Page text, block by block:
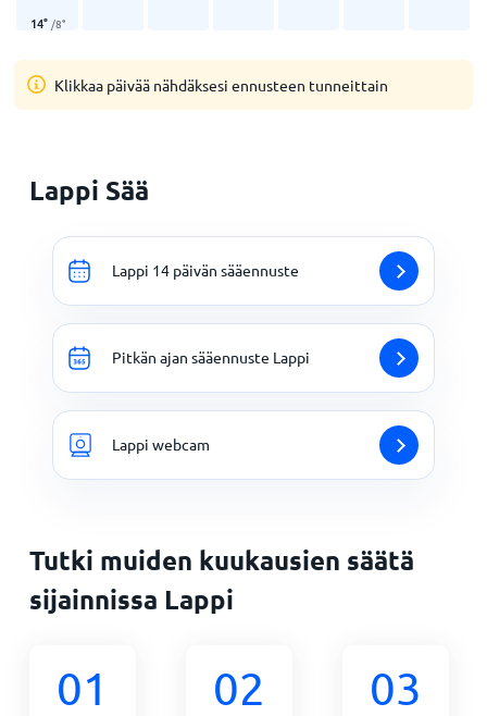
14° /8°
Klikkaa päivää nähdäksesi ennusteen tunneittain
Lappi Sää
Lappi 14 päivän sääennuste
Pitkän ajan sääennuste Lappi
Lappi webcam
Tutki muiden kuukausien säätä
sijainnissa Lappi
01 02 03